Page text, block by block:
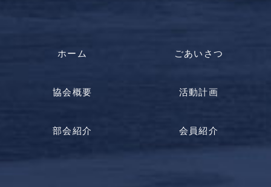
ホーム ごあいさつ
協会概要 活動計画
部会紹介 会員紹介